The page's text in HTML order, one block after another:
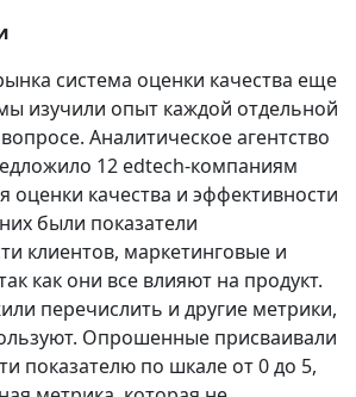
система оценки качества еще
изучили опыт каждой отдельной
Аналитическое агентство
12 edtech-компаниям
оценки качества и эффективности
были показатели
клиентов, маркетинговые и
как они все влияют на продукт.
перечислить и другие метрики,
Опрошенные присваивали
показателю по шкале от 0 до 5,